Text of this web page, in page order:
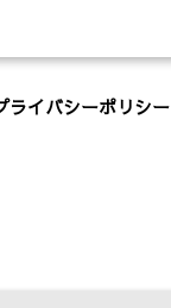
ライバシーポリシー